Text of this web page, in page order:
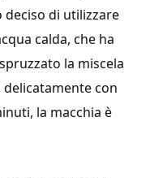
deciso di utilizzare
calda, che ha
la miscela
delicatamente con
la macchia è